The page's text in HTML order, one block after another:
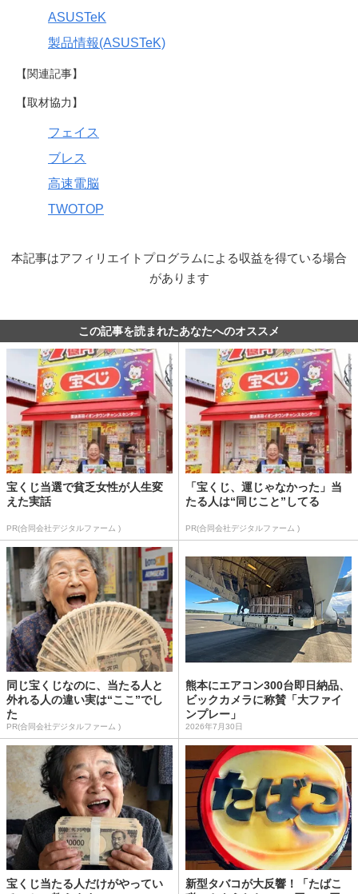
ASUSTeK
製品情報(ASUSTeK)
【関連記事】
【取材協力】
フェイス
ブレス
高速電脳
TWOTOP
本記事はアフィリエイトプログラムによる収益を得ている場合
があります
この記事を読まれたあなたへのオススメ
宝くじ当選で貧乏女性が人生変
えた実話
PR(合同会社デジタルファーム )
「宝くじ、運じゃなかった」当
たる人は“同じこと”してる
PR(合同会社デジタルファーム )
同じ宝くじなのに、当たる人と
外れる人の違い実は“ここ”でし
た
PR(合同会社デジタルファーム )
熊本にエアコン300台即日納品、
ビックカメラに称賛「大ファイ
ンプレー」
2026年7月30日
宝くじ当たる人だけがやってい
新型タバコが大反響！「たばこ